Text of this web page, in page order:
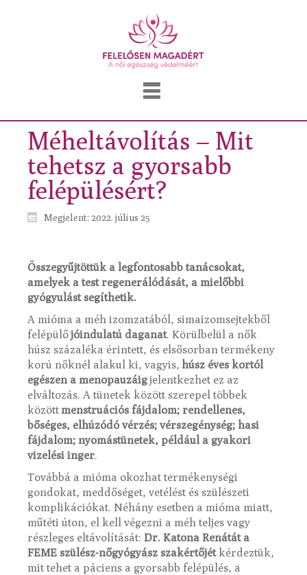
Méheltávolítás – Mit
tehetsz a gyorsabb
felépülésért?
Megjelent: 2022. július 25
Összegyűjtöttük a legfontosabb tanácsokat,
amelyek a test regenerálódását, a mielőbbi
gyógyulást segíthetik.
A mióma a méh izomzatából, simaizomsejtekből
felépülőjóindulatú daganat. Körülbelül a nők
húsz százaléka érintett, és elsősorban termékeny
korú nőknél alakul ki, vagyis, húsz éves kortól
egészen a menopauzáigjelentkezhet ez az
elváltozás. A tünetek között szerepel többek
között menstruációs fájdalom; rendellenes,
bőséges, elhúzódó vérzés; vérszegénység; hasi
fájdalom; nyomástünetek, például a gyakori
vizelési inger.
Továbbá a mióma okozhat termékenységi
gondokat, meddőséget, vetélést és szülészeti
komplikációkat. Néhány esetben a mióma miatt,
műtéti úton, el kell végezni a méh teljes vagy
részleges eltávolítását: Dr. Katona Renátát a
FEME szülész-nőgyógyász szakértőjétkérdeztük,
mit tehet a páciens a gyorsabb felépülés, a